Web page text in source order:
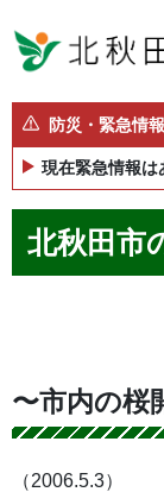
防災・緊急情報
現在緊急情報は
北秋田市
〜市内の桜
（2006.5.3）